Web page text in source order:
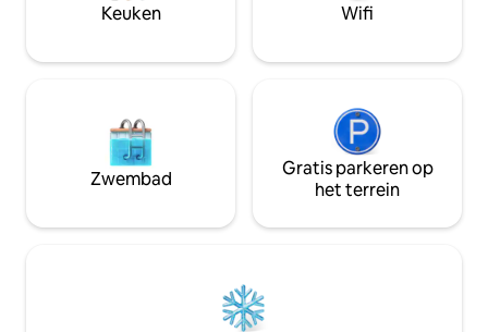
vakantie en het verkennen van het
stranden en bergen, geschikt voor een
Keuken Wifi
Zwembad
Gratis parkeren op
het terrein